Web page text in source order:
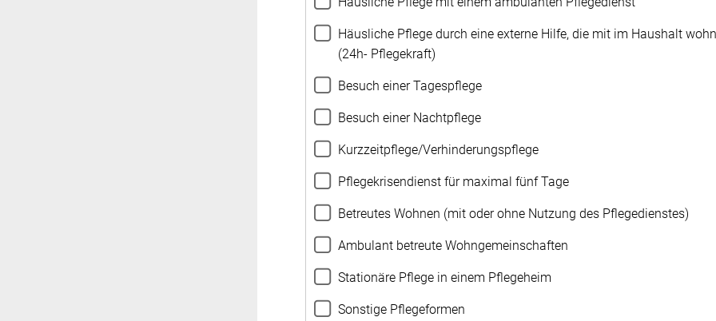
Häusliche Pflege durch eine externe Hilfe, die mit im Haushalt
(24h- Pflegekraft)
Besuch einer Tagespflege
Besuch einer Nachtpflege
Kurzzeitpflege/Verhinderungspflege
Pflegekrisendienst für maximal fünf Tage
Betreutes Wohnen (mit oder ohne Nutzung des Pflegedienstes)
Ambulant betreute Wohngemeinschaften
Stationäre Pflege in einem Pflegeheim
Sonstige Pflegeformen